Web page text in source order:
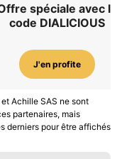
spéciale avec le
code DIALICIOUS
J'en profite
Achille SAS ne sont
partenaires, mais
derniers pour être affichés